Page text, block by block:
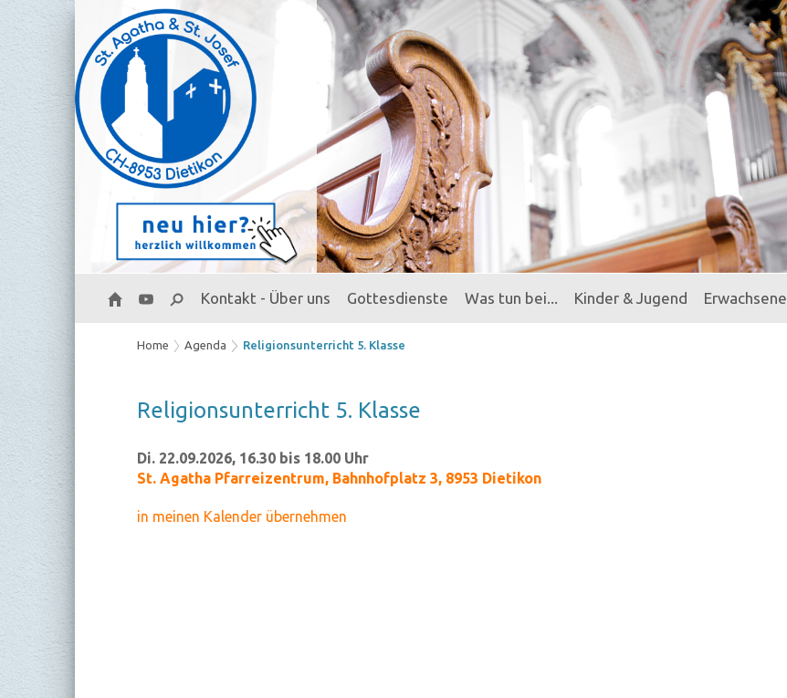
Kontakt - Über uns Gottesdienste Was tun bei... Kinder & Jugend Erwachsene
Home Agenda Religionsunterricht 5. Klasse
Re­li­gi­ons­un­ter­richt 5. Klas­se
Di. 22.09.2026, 16.30 bis 18.00 Uhr
St. Agatha Pfarreizentrum, Bahnhofplatz 3, 8953 Dietikon
in meinen Kalender übernehmen